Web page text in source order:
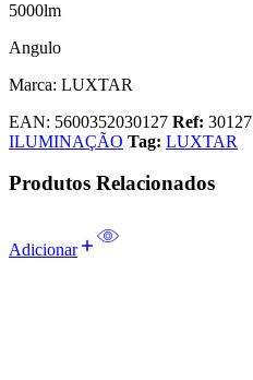
5000lm
Angulo
Marca: LUXTAR
EAN: 5600352030127 Ref: 30127
ILUMINAÇÃO Tag: LUXTAR
Produtos Relacionados
Adicionar